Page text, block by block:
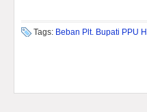
Tags: Beban Plt. Bupati PPU